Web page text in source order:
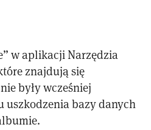
w aplikacji Narzędzia
znajdują się
były wcześniej
uszkodzenia bazy danych